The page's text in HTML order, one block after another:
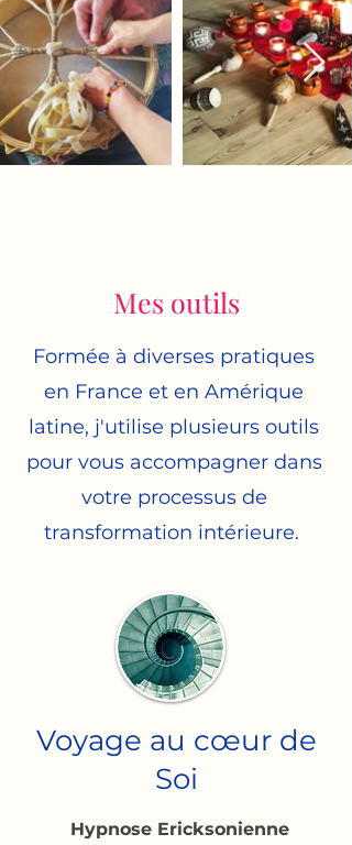
Mes outils
Formée à diverses pratiques
en France et en Amérique
latine, j'utilise plusieurs outils
pour vous accompagner dans
votre processus de
transformation intérieure.
Voyage au cœur de
Soi
Hypnose Ericksonienne